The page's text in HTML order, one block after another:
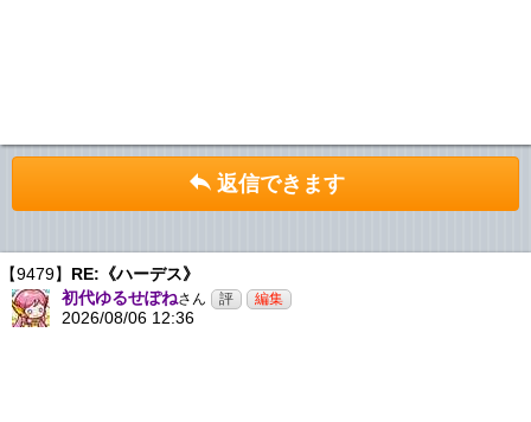
返信できます
【9479】 RE:《ハーデス》
初代ゆるせぽねさん
2026/08/06 12:36